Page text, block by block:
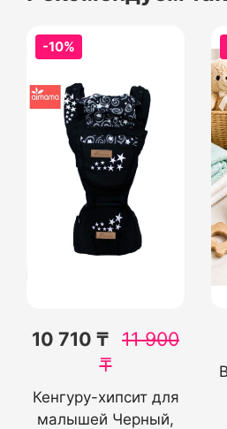
-10%
10 710 ₸ 11 900
₸
Кенгуру-хипсит для
малышей Черный,